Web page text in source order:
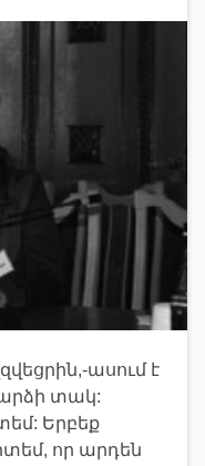
ասում է
տակ:
Երբեք
որ արդեն